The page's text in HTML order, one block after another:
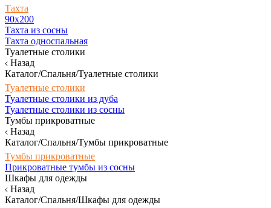
Тахта
90х200
Тахта из сосны
Тахта односпальная
Туалетные столики
Назад
Каталог/Спальня/Туалетные столики
Туалетные столики
Туалетные столики из дуба
Туалетные столики из сосны
Тумбы прикроватные
Назад
Каталог/Спальня/Тумбы прикроватные
Тумбы прикроватные
Прикроватные тумбы из сосны
Шкафы для одежды
Назад
Каталог/Спальня/Шкафы для одежды